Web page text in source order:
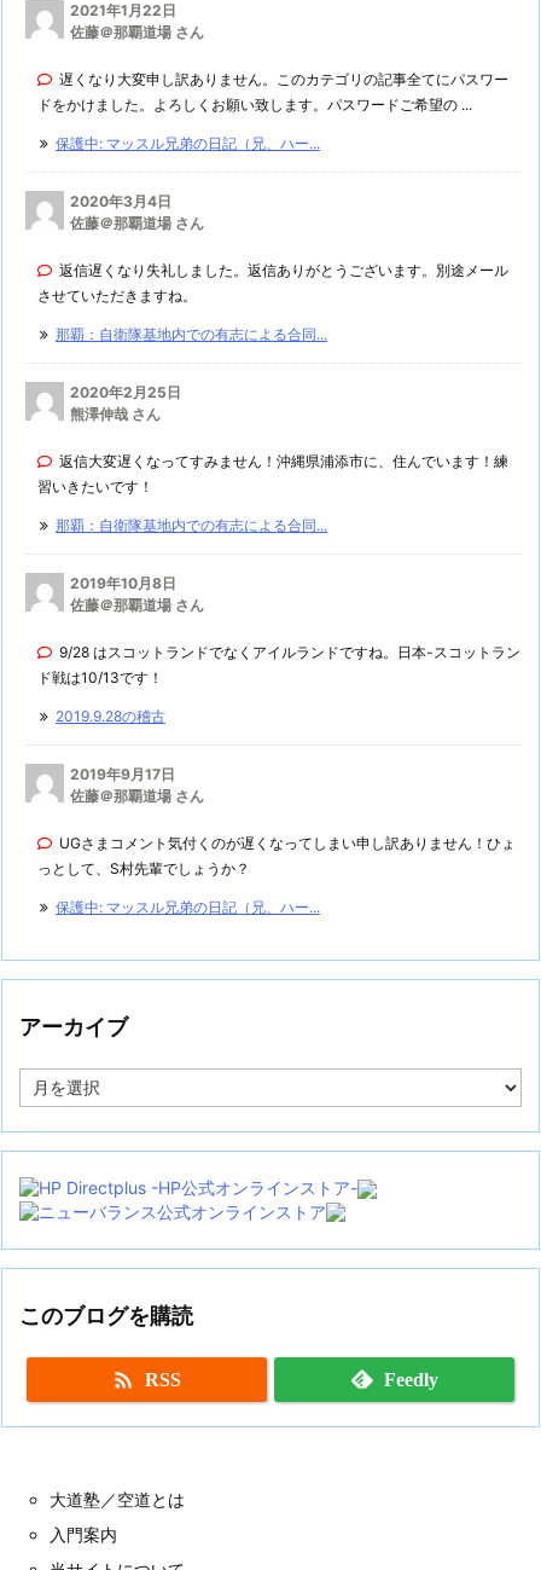
2021年1月22日
佐藤＠那覇道場 さん
遅くなり大変申し訳ありません。このカテゴリの記事全てにパスワー
ドをかけました。よろしくお願い致します。パスワードご希望の ...
保護中: マッスル兄弟の日記（兄、ハー...
2020年3月4日
佐藤＠那覇道場 さん
返信遅くなり失礼しました。返信ありがとうございます。別途メール
させていただきますね。
那覇：自衛隊基地内での有志による合同...
2020年2月25日
熊澤伸哉 さん
返信大変遅くなってすみません！沖縄県浦添市に、住んでいます！練
習いきたいです！
那覇：自衛隊基地内での有志による合同...
2019年10月8日
佐藤＠那覇道場 さん
9/28 はスコットランドでなくアイルランドですね。日本-スコットラン
ド戦は10/13です！
2019.9.28の稽古
2019年9月17日
佐藤＠那覇道場 さん
UGさまコメント気付くのが遅くなってしまい申し訳ありません！ひょ
っとして、S村先輩でしょうか？
保護中: マッスル兄弟の日記（兄、ハー...
アーカイブ
ー
イ
このブログを購読
 RSS Feedly
大道塾／空道とは
入門案内